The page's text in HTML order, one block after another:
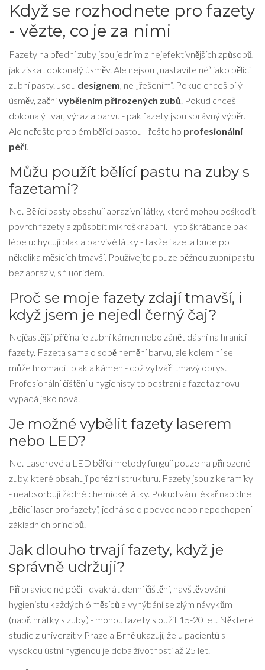
Když se rozhodnete pro fazety
- vězte, co je za nimi
Fazety na přední zuby jsou jedním z nejefektivnějších způsobů,
jak získat dokonalý úsměv. Ale nejsou „nastavitelné“ jako bělící
zubní pasty. Jsou designem, ne „řešením“. Pokud chceš bílý
úsměv, začnivybělením přirozených zubů. Pokud chceš
dokonalý tvar, výraz a barvu - pak fazety jsou správný výběr.
Ale neřešte problém bělící pastou - řešte ho profesionální
péčí.
Můžu použít bělící pastu na zuby s
fazetami?
Ne. Bělící pasty obsahují abrazivní látky, které mohou poškodit
povrch fazety a způsobit mikroškrábání. Tyto škrábance pak
lépe uchycují plak a barvivé látky - takže fazeta bude po
několika měsících tmavší. Používejte pouze běžnou zubní pastu
bez abraziv, s fluoridem.
Proč se moje fazety zdají tmavší, i
když jsem je nejedl černý čaj?
Nejčastější příčina je zubní kámen nebo zánět dásní na hranici
fazety. Fazeta sama o sobě nemění barvu, ale kolem ní se
může hromadit plak a kámen - což vytváří tmavý obrys.
Profesionální čištění u hygienisty to odstraní a fazeta znovu
vypadá jako nová.
Je možné vybělit fazety laserem
nebo LED?
Ne. Laserové a LED bělící metody fungují pouze na přirozené
zuby, které obsahují porézní strukturu. Fazety jsou z keramiky
- neabsorbují žádné chemické látky. Pokud vám lékař nabídne
„bělící laser pro fazety“, jedná se o podvod nebo nepochopení
základních principů.
Jak dlouho trvají fazety, když je
správně udržuji?
Při pravidelné péči - dvakrát denní čištění, navštěvování
hygienistu každých 6 měsíců a vyhýbání se zlým návykům
(např. hrátky s zuby) - mohou fazety sloužit 15-20 let. Některé
studie z univerzit v Praze a Brně ukazují, že u pacientů s
vysokou ústní hygienou je doba životnosti až 25 let.